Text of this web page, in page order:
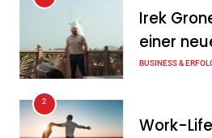
Jahr nichts
was
Tanja Schiller
Irek
einer
von
BUSINESS &
2
Work-